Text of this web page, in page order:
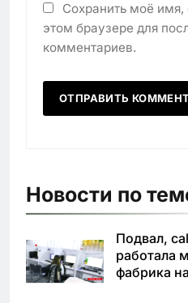
Сохранить моё имя,
этом браузере для
комментариев.
Новости по
Подвал,
работала
фабрика